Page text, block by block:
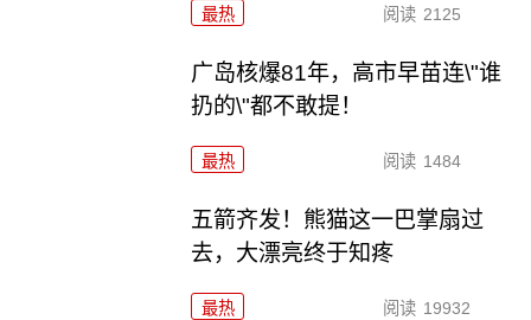
最热 阅读 2125
广岛核爆81年，高市早苗连\"谁
扔的\"都不敢提！
最热 阅读 1484
五箭齐发！熊猫这一巴掌扇过
去，大漂亮终于知疼
最热 阅读 19932